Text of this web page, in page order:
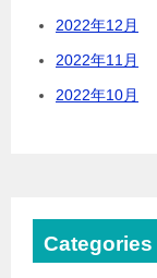
2022年12月
2022年11月
2022年10月
Categories